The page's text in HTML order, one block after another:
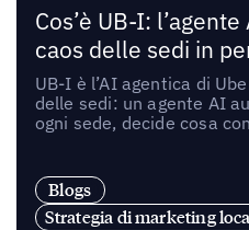
Cos’è UB-I:
caos delle sedi in
UB-I è l’AI agentica di
delle sedi: un agente AI
ogni sede, decide cosa
Blogs
Strategia di marketing